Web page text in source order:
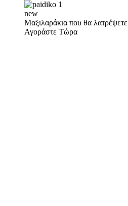
new
Μαξιλαράκια που θα λατρέψετε
Αγοράστε Τώρα